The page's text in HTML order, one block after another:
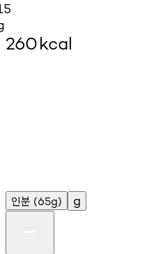
260kcal
인분 (65g) g